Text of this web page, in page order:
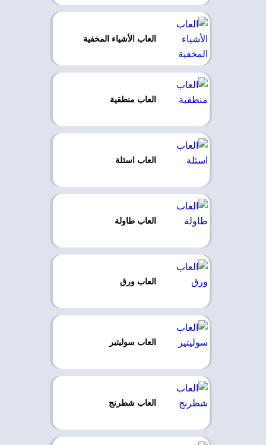
العاب الأشياء المخفية
العاب منطقية
العاب اسئلة
العاب طاولة
العاب ورق
العاب سوليتير
العاب شطرنج